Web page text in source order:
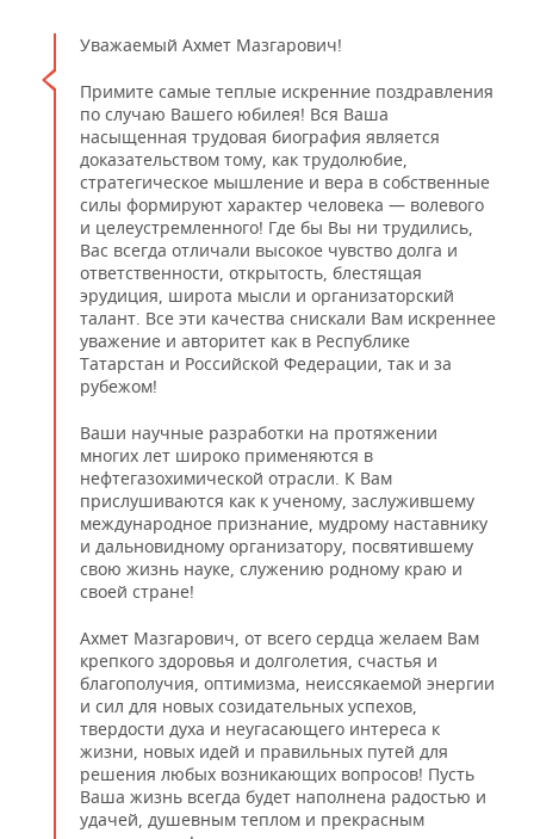
Уважаемый Ахмет Мазгарович!
Примите самые теплые искренние поздравления
по случаю Вашего юбилея! Вся Ваша
насыщенная трудовая биография является
доказательством тому, как трудолюбие,
стратегическое мышление и вера в собственные
силы формируют характер человека — волевого
и целеустремленного! Где бы Вы ни трудились,
Вас всегда отличали высокое чувство долга и
ответственности, открытость, блестящая
эрудиция, широта мысли и организаторский
талант. Все эти качества снискали Вам искреннее
уважение и авторитет как в Республике
Татарстан и Российской Федерации, так и за
рубежом!
Ваши научные разработки на протяжении
многих лет широко применяются в
нефтегазохимической отрасли. К Вам
прислушиваются как к ученому, заслужившему
международное признание, мудрому наставнику
и дальновидному организатору, посвятившему
свою жизнь науке, служению родному краю и
своей стране!
Ахмет Мазгарович, от всего сердца желаем Вам
крепкого здоровья и долголетия, счастья и
благополучия, оптимизма, неиссякаемой энергии
и сил для новых созидательных успехов,
твердости духа и неугасающего интереса к
жизни, новых идей и правильных путей для
решения любых возникающих вопросов! Пусть
Ваша жизнь всегда будет наполнена радостью и
удачей, душевным теплом и прекрасным